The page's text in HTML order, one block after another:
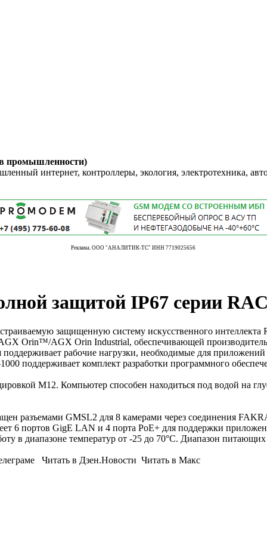
промышленности)
интернет, контроллеры, экология, электротехника,
Реклама. ООО "АНАЛИТИК-ТС" ИНН 7719025656
защитой IP67 серии
защищенную систему искусственного
Orin™/AGX Orin Industrial, обеспечивающей
рабочие нагрузки, необходимые для
поддерживает комплект разработки программного
M12. Компьютер способен находиться под водой на
разъемами GMSL2 для 8 камерами через соединения
6 портов GigE LAN и 4 порта PoE+ для поддержки
в диапазоне температур от -25 до 70°C. Диапазон
Читать в Дзен.Новости Читать в Макс